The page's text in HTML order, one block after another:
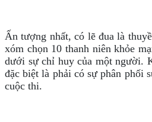
Ấn tượng nhất, có lẽ đua là
xóm chọn 10 thanh niên khỏe
dưới sự chỉ huy của một người.
đặc biệt là phải có sự phân phối
cuộc thi.